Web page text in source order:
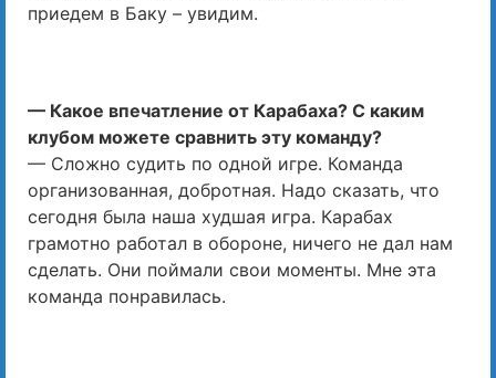
приедем в Баку – увидим.
— Какое впечатление от Карабаха? С каким
клубом можете сравнить эту команду?
— Сложно судить по одной игре. Команда
организованная, добротная. Надо сказать, что
сегодня была наша худшая игра. Карабах
грамотно работал в обороне, ничего не дал нам
сделать. Они поймали свои моменты. Мне эта
команда понравилась.